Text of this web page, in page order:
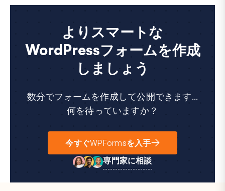
よりスマートな
WordPressフォームを作成
しましょう
数分でフォームを作成して公開できます...
何を待っていますか？
今すぐWPFormsを入手
専門家に相談